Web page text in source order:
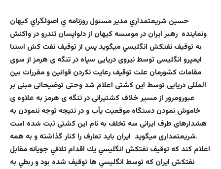
حسين شريعتمداري مدير مسئول روزنامه ي اصولگراي كيهان
ونماینده رهبر ایران در موسسه کیهان از دلواپسان تندرو در واكنش
به توقيف نفتكش انگليسي میگوید پس از توقيف نفت كش استنا
ايمپرو انگليسى توسط نيروى دريايى سپاه در تنگه ى هرمز از سوى
مقامات كشورمان علت توقيف رعايت نكردن قوانين و مقررات بين
المللى دريايى توسط اين كشتى اعلام شد وحتى توضيحاتى مبنى بر
عبورومرور از مسير خلاف كشتيرانى در تنگه ى هرمز به علاوه ى
خاموش نمودن دستگاه موقعيت يأب و در نتيجه توجه ننمودن به
هشدارهاى طرف ايرانى سه تخلف به نام اين كشتى ثبت شده است
.شريعتمدارى میگوید ایران باید تعارف را کنار گذاشته و به همه
اعلام كند كه توقيف نفتكش انگليسي يك اقدام تلافي جويانه مقابل
نفتكش ايران كه توسط انگليسي ها توقيف شده بود و ربطي به